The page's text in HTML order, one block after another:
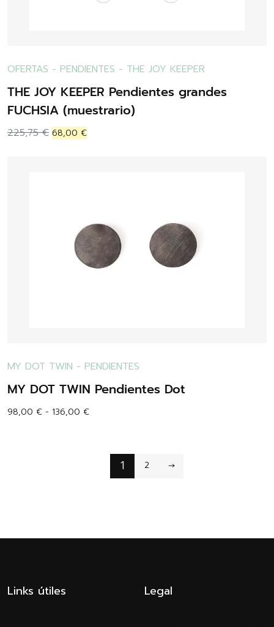
OFERTAS - PENDIENTES - THE JOY KEEPER
THE JOY KEEPER Pendientes grandes
FUCHSIA (muestrario)
225,75€ 68,00 €
MY DOT TWIN - PENDIENTES
MY DOT TWIN Pendientes Dot
98,00 € - 136,00 €
1 2 →
Links útiles Legal